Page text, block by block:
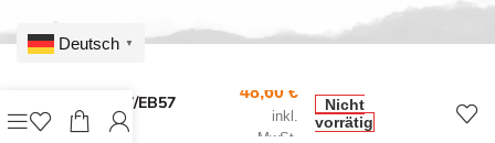
BS ET57/EB57
Rostock
48,60€
inkl.
MwSt.
Nicht
vorrätig
Deutsch ▼